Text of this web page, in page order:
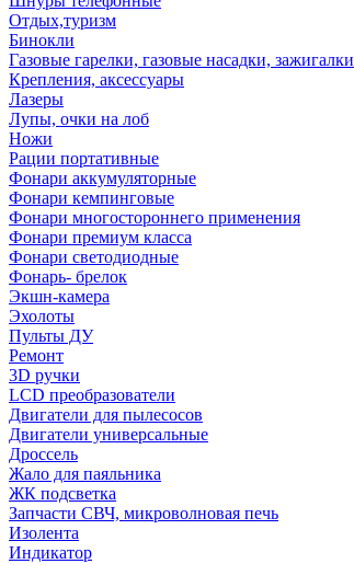
Отдых,туризм
Бинокли
Газовые гарелки, газовые насадки, зажигалки
Крепления, аксессуары
Лазеры
Лупы, очки на лоб
Ножи
Рации портативные
Фонари аккумуляторные
Фонари кемпинговые
Фонари многостороннего применения
Фонари премиум класса
Фонари светодиодные
Фонарь- брелок
Экшн-камера
Эхолоты
Пульты ДУ
Ремонт
3D ручки
LCD преобразователи
Двигатели для пылесосов
Двигатели универсальные
Дроссель
Жало для паяльника
ЖК подсветка
Запчасти СВЧ, микроволновая печь
Изолента
Индикатор